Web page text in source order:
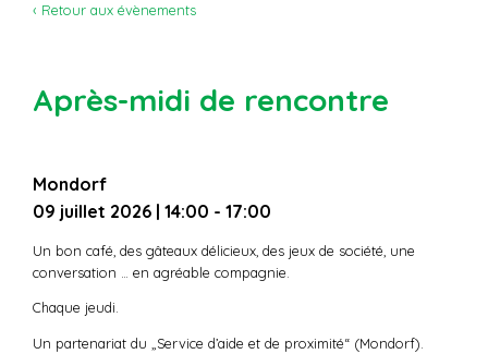
‹ Retour aux évènements
Après-midi de rencontre
Mondorf
09 juillet 2026 | 14:00 - 17:00
Un bon café, des gâteaux délicieux, des jeux de société, une
conversation … en agréable compagnie.
Chaque jeudi.
Un partenariat du „Service d’aide et de proximité“ (Mondorf).